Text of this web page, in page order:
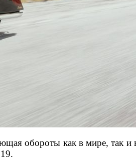
обороты как в мире, так и